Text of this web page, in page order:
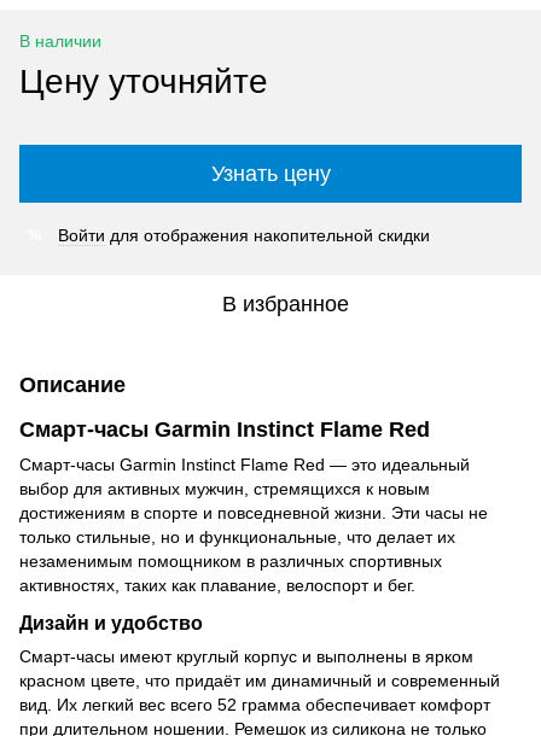
В наличии
Цену уточняйте
Узнать цену
Войти для отображения накопительной скидки
В избранное
Описание
Смарт-часы Garmin Instinct Flame Red
Смарт-часы Garmin Instinct Flame Red — это идеальный
выбор для активных мужчин, стремящихся к новым
достижениям в спорте и повседневной жизни. Эти часы не
только стильные, но и функциональные, что делает их
незаменимым помощником в различных спортивных
активностях, таких как плавание, велоспорт и бег.
Дизайн и удобство
Смарт-часы имеют круглый корпус и выполнены в ярком
красном цвете, что придаёт им динамичный и современный
вид. Их легкий вес всего 52 грамма обеспечивает комфорт
при длительном ношении. Ремешок из силикона не только